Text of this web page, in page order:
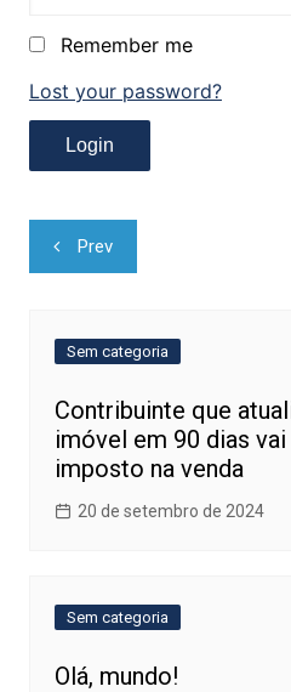
Remember me
Lost your password?
Navegação
de
Prev
Sem categoria
Contribuinte que
imóvel em 90 dias
imposto na venda
20 de setembro de 2024
Sem categoria
Olá, mundo!